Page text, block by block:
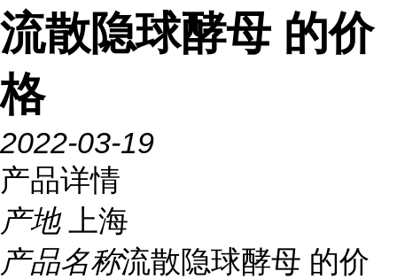
流散隐球酵母 的价
格
2022-03-19
产品详情
产地
上海
产品名称流散隐球酵母 的价